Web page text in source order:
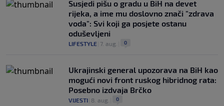
Susjedi pišu o gradu u BiH na devet
rijeka, a ime mu doslovno znači "zdrava
voda": Svi koji ga posjete ostanu
oduševljeni
LIFESTYLE 7. aug. 0
Ukrajinski general upozorava na BiH kao
mogući novi front ruskog hibridnog rata:
Posebno izdvaja Brčko
VIJESTI 8. aug. 0